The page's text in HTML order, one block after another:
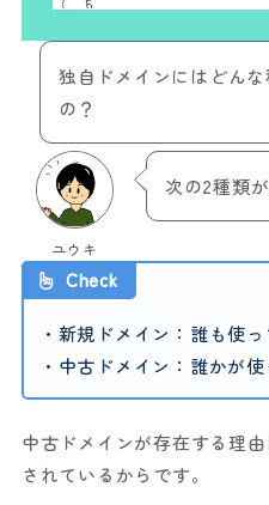
独自ドメインにはどんな
の？
ユウキ
次の2種類
Check
・新規ドメイン：誰も使
・中古ドメイン：誰かが
中古ドメインが存在する理
されているからです。